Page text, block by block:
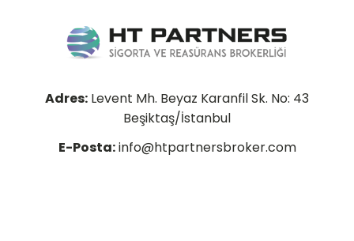
Adres: Levent Mh. Beyaz Karanfil Sk. No: 43
Beşiktaş/İstanbul
E-Posta:info@htpartnersbroker.com